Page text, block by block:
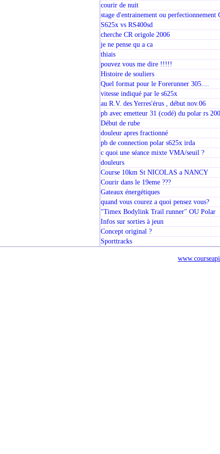
courir de nuit
stage d'entrainement ou perfectionnement
S625x vs RS400sd
cherche CR origole 2006
je ne pense qu a ca
thiais
pouvez vous me dire !!!!!
Histoire de souliers
Quel format pour le Forerunner 305....
vitesse indiqué par le s625x
au R.V. des Yerres'érus , début nov.06
pb avec emetteur 31 (codé) du polar rs
Début de rube
douleur apres fractionné
pb de connection polar s625x irda
c quoi une séance mixte VMA/seuil ?
douleurs
Course 10km St NICOLAS a NANCY
Courir dans le 19eme ???
Gateaux énergétiques
quand vous courez a quoi pensez vous?
"Timex Bodylink Trail runner" OU Polar
Infos sur sorties à jeun
Concept original ?
Sporttracks